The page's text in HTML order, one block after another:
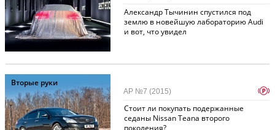
Александр Тычинин спустился под
землю в новейшую лабораторию Audi
и вот, что увидел
Вторые руки
Стоит ли покупать подержанные
седаны Nissan Teana второго
поколения?
АР №7 (2015) p